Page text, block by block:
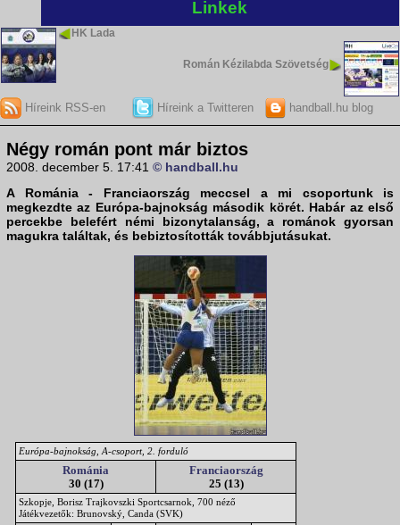
Linkek
HK Lada
Román Kézilabda Szövetség
Híreink RSS-en Híreink a Twitteren handball.hu blog
Négy román pont már biztos
2008. december 5. 17:41 © handball.hu
A Románia - Franciaország meccsel a mi csoportunk is
megkezdte az Európa-bajnokság második körét. Habár az első
percekbe belefért némi bizonytalanság, a románok gyorsan
magukra találtak, és bebiztosították továbbjutásukat.
Európa-bajnokság, A-csoport, 2. forduló
Románia
30 (17)
Franciaország
25 (13)
Szkopje, Borisz Trajkovszki Sportcsarnok, 700 néző
Játékvezetők: Brunovský, Canda (SVK)